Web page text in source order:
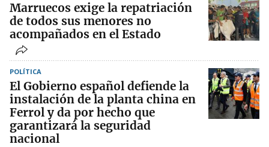
Marruecos exige la repatriación
de todos sus menores no
acompañados en el Estado
POLÍTICA
El Gobierno español defiende la
instalación de la planta china en
Ferrol y da por hecho que
garantizará la seguridad
nacional